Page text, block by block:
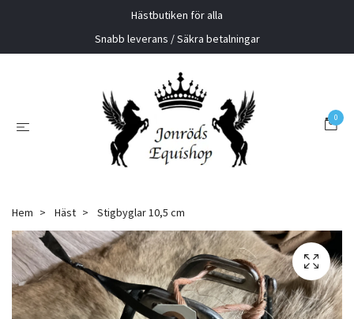
Hästbutiken för alla
Snabb leverans / Säkra betalningar
0
Hem Häst Stigbyglar 10,5 cm